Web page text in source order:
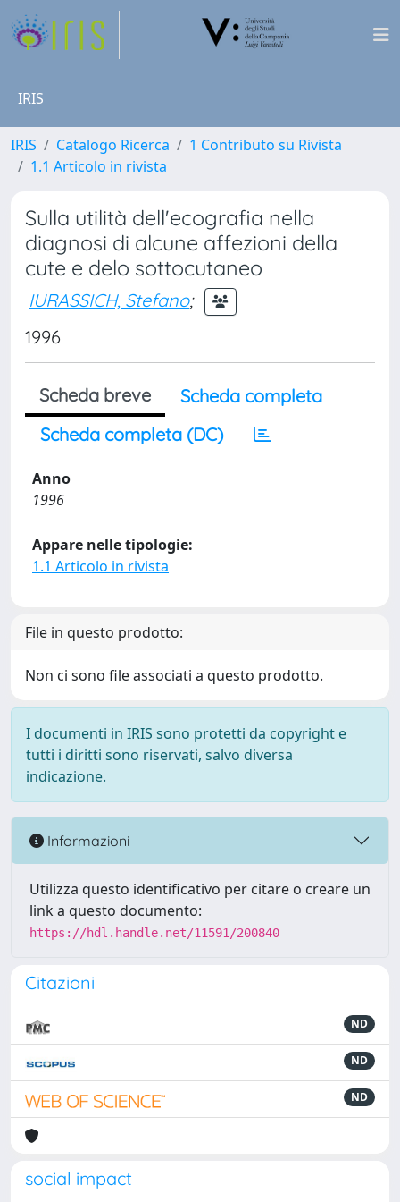
IRIS
IRIS Catalogo Ricerca
1 Contributo su Rivista
1.1 Articolo in rivista
Sulla utilità dell'ecografia nella
diagnosi di alcune affezioni della
cute e delo sottocutaneo
IURASSICH, Stefano;
1996
Scheda breve
Scheda completa
Scheda completa (DC)
Anno
1996
Appare nelle tipologie:
1.1 Articolo in rivista
File in questo prodotto:
Non ci sono file associati a questo prodotto.
I documenti in IRIS sono protetti da copyright e
tutti i diritti sono riservati, salvo diversa
indicazione.
Informazioni
Utilizza questo identificativo per citare o creare un
link a questo documento:
https://hdl.handle.net/11591/200840
Citazioni
ND
ND
ND
social impact